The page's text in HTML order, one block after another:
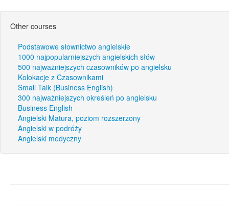
Other courses
Podstawowe słownictwo angielskie
1000 najpopularniejszych angielskich słów
500 najważniejszych czasowników po angielsku
Kolokacje z Czasownikami
Small Talk (Business English)
300 najważniejszych określeń po angielsku
Business English
Angielski Matura, poziom rozszerzony
Angielski w podróży
Angielski medyczny